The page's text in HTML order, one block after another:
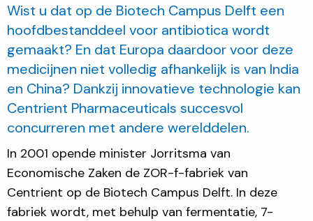
Wist u dat op de Biotech Campus Delft een
hoofdbestanddeel voor antibiotica wordt
gemaakt? En dat Europa daardoor voor deze
medicijnen niet volledig afhankelijk is van India
en China? Dankzij innovatieve technologie kan
Centrient Pharmaceuticals succesvol
concurreren met andere werelddelen.
In 2001 opende minister Jorritsma van
Economische Zaken de ZOR-f-fabriek van
Centrient op de Biotech Campus Delft. In deze
fabriek wordt, met behulp van fermentatie, 7-